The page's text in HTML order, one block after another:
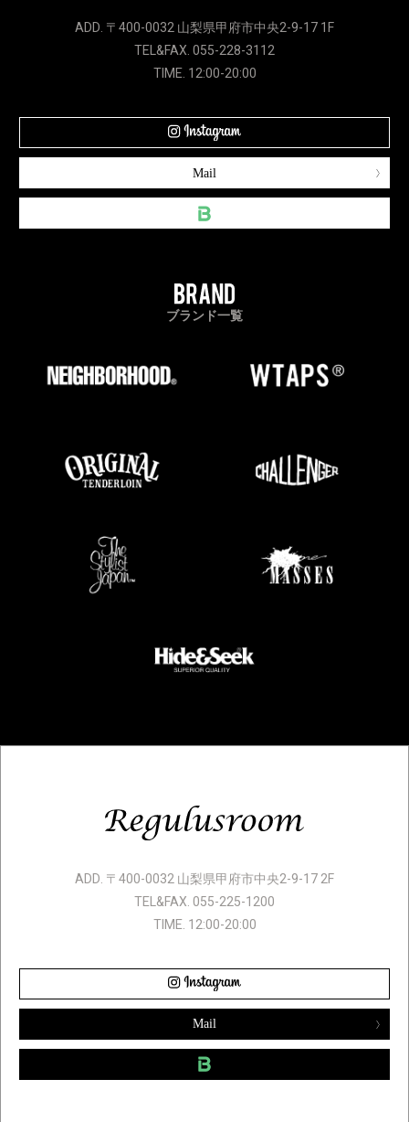
ADD. 〒400-0032 山梨県甲府市中央2-9-17 1F
TEL&FAX. 055-228-3112
TIME. 12:00-20:00
Mail
ブランド一覧
ADD. 〒400-0032 山梨県甲府市中央2-9-17 2F
TEL&FAX. 055-225-1200
TIME. 12:00-20:00
Mail